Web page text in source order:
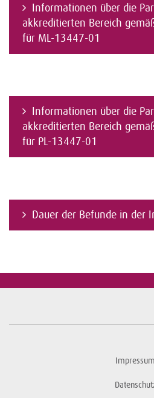
Informationen über die
akkreditierten Bereich
für ML-13447-01
Informationen über die
akkreditierten Bereich
für PL-13447-01
Dauer der Befunde in der
Impressum